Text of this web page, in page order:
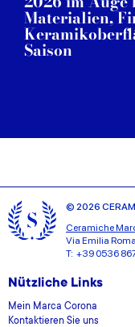
Materialien,
Saison
© 2026
Ceramiche
Via Emilia
T: +39 0536
Nützliche Links
Mein Marca Corona
Kontaktieren Sie uns